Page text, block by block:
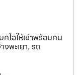
คโฮให้เช่าพร้อมคน
พะเยา, รถ